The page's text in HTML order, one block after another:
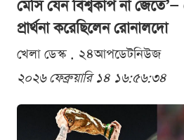
মেসি যেন বিশ্বকাপ না
প্রার্থনা করেছিলেন রোনালদো
খেলা ডেস্ক . ২৪আপডেটনিউজ
২০২৬ ফেব্রুয়ারি ১৪ ১৬:৫৬:৩৪